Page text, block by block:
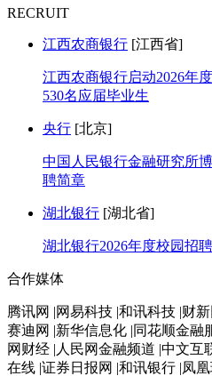
RECRUIT
江西农商银行 [江西省]
江西农商银行启动2026年
530名应届毕业生
央行 [北京]
中国人民银行金融研究所
聘简章
湖北银行 [湖北省]
湖北银行2026年度校园招
合作媒体
腾讯网 |网易科技 |和讯科技 |财
赛迪网 |新华信息化 |同花顺金融
网财经 |人民网金融频道 |中文互
在线 |证券日报网 |和讯银行 |凤